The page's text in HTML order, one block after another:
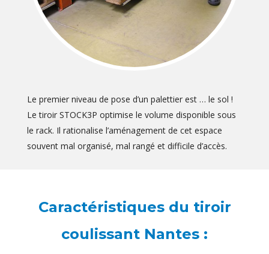
Le premier niveau de pose d’un palettier est … le sol !
Le tiroir STOCK3P optimise le volume disponible sous
le rack. Il rationalise l’aménagement de cet espace
souvent mal organisé, mal rangé et difficile d’accès.
Caractéristiques du tiroir
coulissant Nantes :